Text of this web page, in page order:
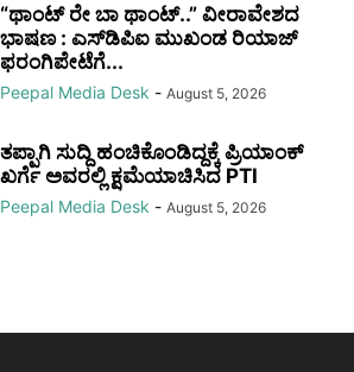
“ಥಾಂಟ್ ರೇ ಬಾ ಥಾಂಟ್..” ವೀರಾವೇಶದ
ಭಾಷಣ : ಎಸ್‌ಡಿ‌ಪಿಐ ಮುಖಂಡ ರಿಯಾಜ್‌
ಫರಂಗಿಪೇಟೆಗೆ...
Peepal Media Desk - August 5, 2026
ತಪ್ಪಾಗಿ ಸುದ್ದಿ ಹಂಚಿಕೊಂಡಿದ್ದಕ್ಕೆ ಪ್ರಿಯಾಂಕ್
ಖರ್ಗೆ ಅವರಲ್ಲಿ ಕ್ಷಮೆಯಾಚಿಸಿದ PTI
Peepal Media Desk - August 5, 2026